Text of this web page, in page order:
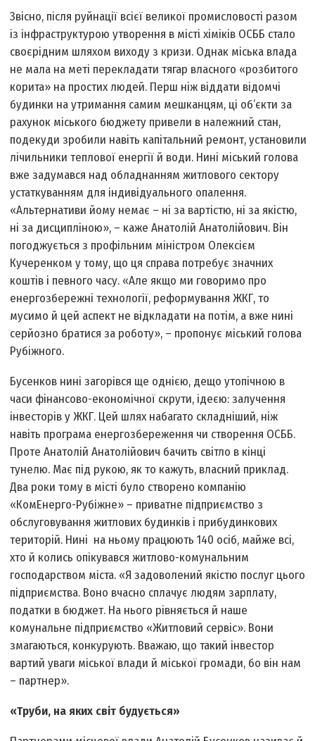
Звісно, після руйнації всієї великої промисловості разом
із інфраструктурою утворення в місті хіміків ОСББ стало
своєрідним шляхом виходу з кризи. Однак міська влада
не мала на меті перекладати тягар власного «розбитого
корита» на простих людей. Перш ніж віддати відомчі
будинки на утримання самим мешканцям, ці об’єкти за
рахунок міського бюджету привели в належний стан,
подекуди зробили навіть капітальний ремонт, установили
лічильники теплової енергії й води. Нині міський голова
вже задумався над обладнанням житлового сектору
устаткуванням для індивідуального опалення.
«Альтернативи йому немає – ні за вартістю, ні за якістю,
ні за дисципліною», – каже Анатолій Анатолійович. Він
погоджується з профільним міністром Олексієм
Кучеренком у тому, що ця справа потребує значних
коштів і певного часу. «Але якщо ми говоримо про
енергозбережні технології, реформування ЖКГ, то
мусимо й цей аспект не відкладати на потім, а вже нині
серйозно братися за роботу», – пропонує міський голова
Рубіжного.
Бусенков нині загорівся ще однією, дещо утопічною в
часи фінансово-економічної скрути, ідеєю: залучення
інвесторів у ЖКГ. Цей шлях набагато складніший, ніж
навіть програма енергозбереження чи створення ОСББ.
Проте Анатолій Анатолійович бачить світло в кінці
тунелю. Має під рукою, як то кажуть, власний приклад.
Два роки тому в місті було створено компанію
«КомЕнерго-Рубіжне» – приватне підприємство з
обслуговування житлових будинків і прибудинкових
територій. Нині на ньому працюють 140 осіб, майже всі,
хто й колись опікувався житлово-комунальним
господарством міста. «Я задоволений якістю послуг цього
підприємства. Воно вчасно сплачує людям зарплату,
податки в бюджет. На нього рівняється й наше
комунальне підприємство «Житловий сервіс». Вони
змагаються, конкурують. Вважаю, що такий інвестор
вартий уваги міської влади й міської громади, бо він нам
– партнер».
«Труби, на яких світ будується»